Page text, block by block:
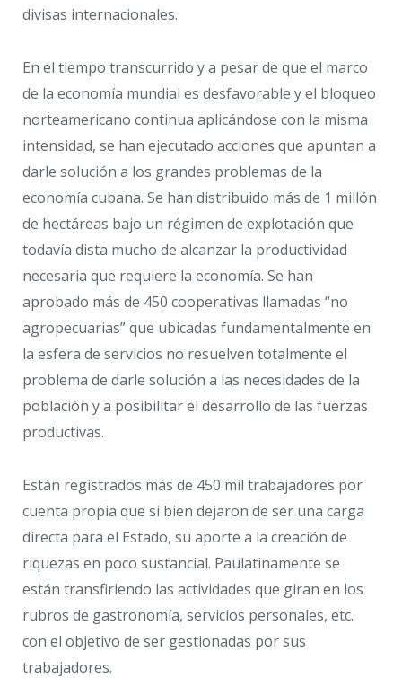
divisas internacionales.
En el tiempo transcurrido y a pesar de que el marco
de la economía mundial es desfavorable y el bloqueo
norteamericano continua aplicándose con la misma
intensidad, se han ejecutado acciones que apuntan a
darle solución a los grandes problemas de la
economía cubana. Se han distribuido más de 1 millón
de hectáreas bajo un régimen de explotación que
todavía dista mucho de alcanzar la productividad
necesaria que requiere la economía. Se han
aprobado más de 450 cooperativas llamadas “no
agropecuarias” que ubicadas fundamentalmente en
la esfera de servicios no resuelven totalmente el
problema de darle solución a las necesidades de la
población y a posibilitar el desarrollo de las fuerzas
productivas.
Están registrados más de 450 mil trabajadores por
cuenta propia que si bien dejaron de ser una carga
directa para el Estado, su aporte a la creación de
riquezas en poco sustancial. Paulatinamente se
están transfiriendo las actividades que giran en los
rubros de gastronomía, servicios personales, etc.
con el objetivo de ser gestionadas por sus
trabajadores.